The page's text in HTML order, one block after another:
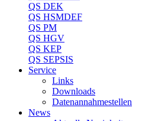
QS DEK
QS HSMDEF
QS PM
QS HGV
QS KEP
QS SEPSIS
Service
Links
Downloads
Datenannahmestellen
News